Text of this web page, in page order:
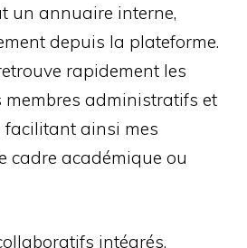
un annuaire interne,
depuis la plateforme.
rapidement les
membres administratifs et
facilitant ainsi mes
cadre académique ou
intégrés,